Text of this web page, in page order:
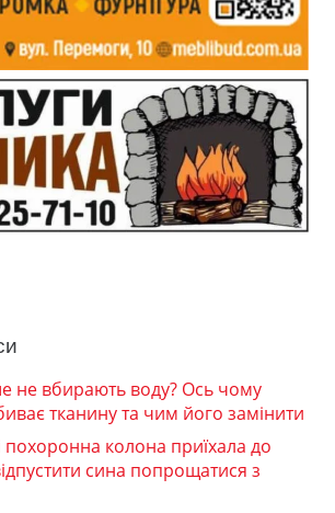
не вбирають воду? Ось чому
тканину та чим його замінити
колона приїхала до
сина попрощатися з